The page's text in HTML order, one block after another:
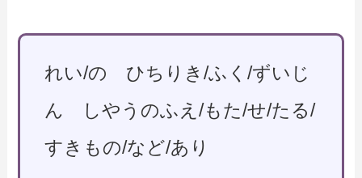
れい/の ひちりき/ふく/ずいじ
ん しやうのふえ/もた/せ/たる/
すきもの/など/あり